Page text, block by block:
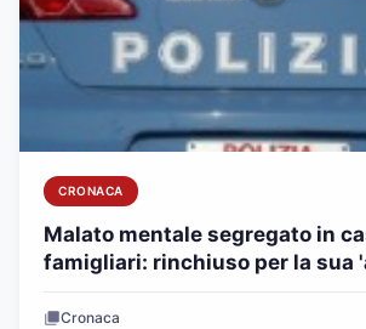
CRONACA
Malato mentale segregato in
famigliari: rinchiuso per la sua
Cronaca